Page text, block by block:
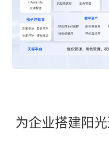
为企业搭建阳